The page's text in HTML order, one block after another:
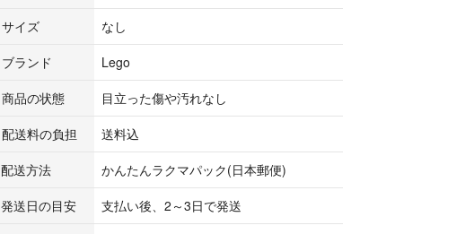
サイズ
なし
ブランド
Lego
商品の状態
目立った傷や汚れなし
配送料の負担
送料込
配送方法
かんたんラクマパック(日本郵便)
発送日の目安
支払い後、2～3日で発送